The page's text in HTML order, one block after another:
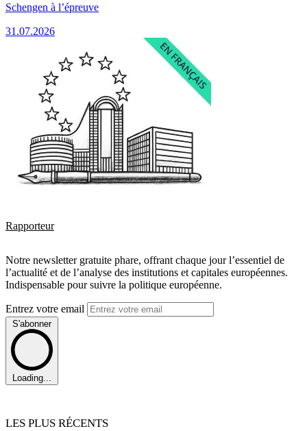
Schengen à l’épreuve
31.07.2026
Rapporteur
Notre newsletter gratuite phare, offrant chaque jour l’essentiel de
l’actualité et de l’analyse des institutions et capitales européennes.
Indispensable pour suivre la politique européenne.
Entrez votre email
S'abonner
Loading...
LES PLUS RÉCENTS